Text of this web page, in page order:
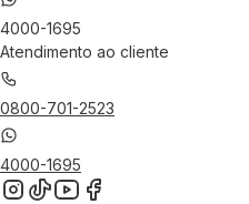
4000-1695
Atendimento ao cliente
0800-701-2523
4000-1695